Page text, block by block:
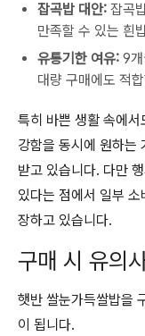
잡곡밥 대안: 잡곡
만족할 수 있는 흰
유통기한 여유: 9
대량 구매에도 적
특히 바쁜 생활 속에
강함을 동시에 원하는
받고 있습니다. 다만
있다는 점에서 일부
장하고 있습니다.
구매 시 유의
햇반 쌀눈가득쌀밥을
이 됩니다.